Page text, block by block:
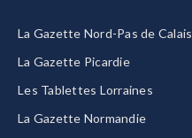
La Gazette Nord-Pas de Calais
La Gazette Picardie
Les Tablettes Lorraines
La Gazette Normandie